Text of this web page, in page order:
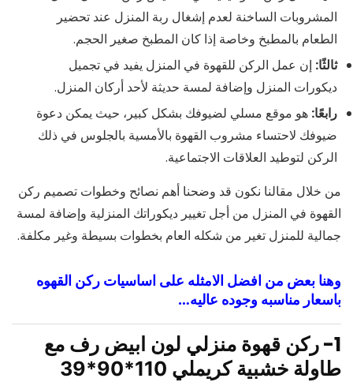
المشروبات الساخنة لعدم إشغال ربة المنزل عند تحضير
الطعام بالمطبخ وخاصة إذا كان المطبخ صغير الحجم.
ثالثًا: إن عمل الركن للقهوة في المنزل يفيد في تجميل
ديكورات المنزل وإضافة لمسة حديثة لأحد أركان المنزل.
رابعًا: هو موقع مسلي لضيوفك بشكل كبير، حيث يمكن دعوة
ضيوفك لاحتساء مشروب القهوة بالأمسية بالجلوس في ذلك
الركن لتوطيد العلاقات الاجتماعية.
من خلال مقالنا نكون قد وضحنا أهم نصائح وخطوات تصميم ركن
القهوة في المنزل من أجل تغيير ديكوراتك المنزلية وإضافة لمسة
جمالية للمنزل تغير من شكله العام بخطوات بسيطة وغير مكلفة.
وهنا بعض من افضل الامثله على اساسيات ركن القهوه
باسعار مناسبه وجوده عاليه…
1-
ركن قهوة منزلي لون ابيض رف مع
طاولة خشبية كريملي 110*90*39